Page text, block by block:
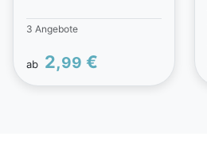
3 Angebote
ab 2,99 €